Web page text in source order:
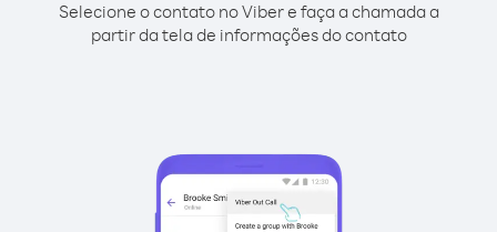
Selecione o contato no Viber e faça a chamada a
partir da tela de informações do contato